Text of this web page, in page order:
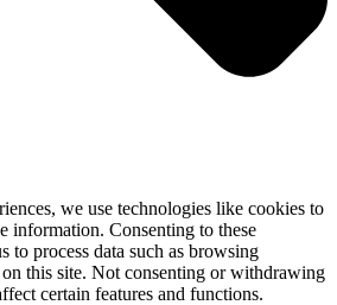
we use technologies like cookies to
information. Consenting to these
to process data such as browsing
this site. Not consenting or withdrawing
certain features and functions.